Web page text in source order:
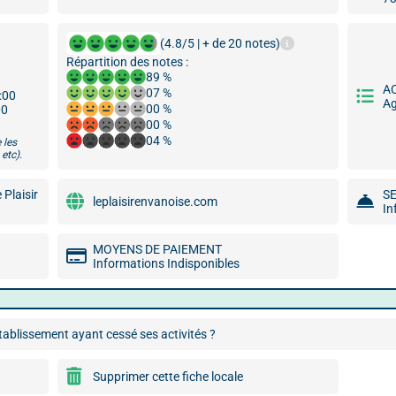
les
(4.8/5 | + de 20 notes)
Répartition des notes :
89 %
07 %
00 %
00 %
04 %
Plaisir leplaisirenvanoise.com
MOYENS DE PAIEMENT
Informations Indisponibles
ayant cessé ses activités ?
Supprimer cette fiche locale